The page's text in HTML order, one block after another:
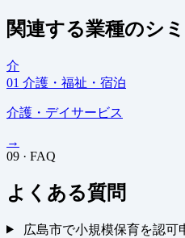
関連する業種のシ
介
01 介護・福祉・宿泊
介護・デイサービス
→
09 · FAQ
よくある質問
広島市で小規模保育を認可